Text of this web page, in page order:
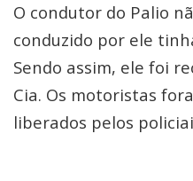
O condutor do Palio
conduzido por ele
Sendo assim, ele foi
Cia. Os motoristas
liberados pelos